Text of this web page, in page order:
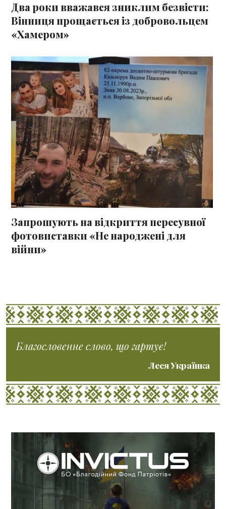
Два роки вважався зниклим безвісти:
Вінниця прощається із добровольцем
«Хамером»
Запрошують на відкриття пересувної
фотовиставки «Не народжені для
війни»
Благословенне слово, що гартує!
Леся Українка